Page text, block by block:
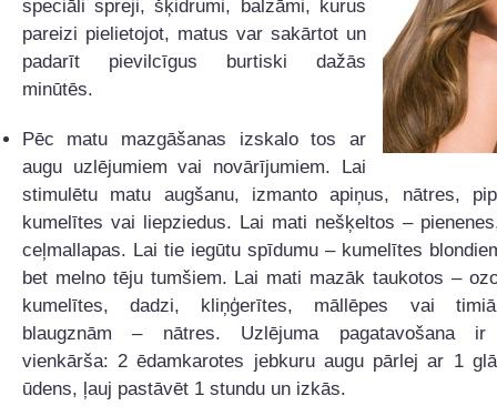
speciāli spreji, šķidrumi, balzāmi, kurus
pareizi pielietojot, matus var sakārtot un
padarīt pievilcīgus burtiski dažās
minūtēs.
Pēc matu mazgāšanas izskalo tos ar
augu uzlējumiem vai novārījumiem. Lai
stimulētu matu augšanu, izmanto apiņus, nātres,
kumelītes vai liepziedus. Lai mati nešķeltos –
ceļmallapas. Lai tie iegūtu spīdumu – kumelītes
bet melno tēju tumšiem. Lai mati mazāk taukotos –
kumelītes, dadzi, kliņģerītes, māllēpes vai
blaugznām – nātres. Uzlējuma pagatavošana ir
vienkārša: 2 ēdamkarotes jebkuru augu pārlej ar 1
ūdens, ļauj pastāvēt 1 stundu un izkās.